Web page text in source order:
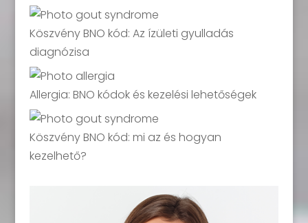
Köszvény BNO kód: Az ízületi gyulladás
diagnózisa
Allergia: BNO kódok és kezelési lehetőségek
Köszvény BNO kód: mi az és hogyan
kezelhető?